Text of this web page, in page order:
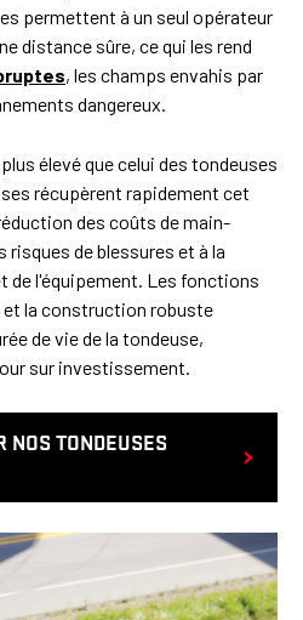
permettent à un seul opérateur
distance sûre, ce qui les rend
, les champs envahis par
dangereux.
élevé que celui des tondeuses
récupèrent rapidement cet
des coûts de main-
de blessures et à la
de l'équipement. Les fonctions
la construction robuste
de vie de la tondeuse,
sur investissement.
NOS TONDEUSES